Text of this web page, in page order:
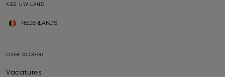
KIES UW LAND
NEDERLANDS
OVER SLOGGI
Vacatures